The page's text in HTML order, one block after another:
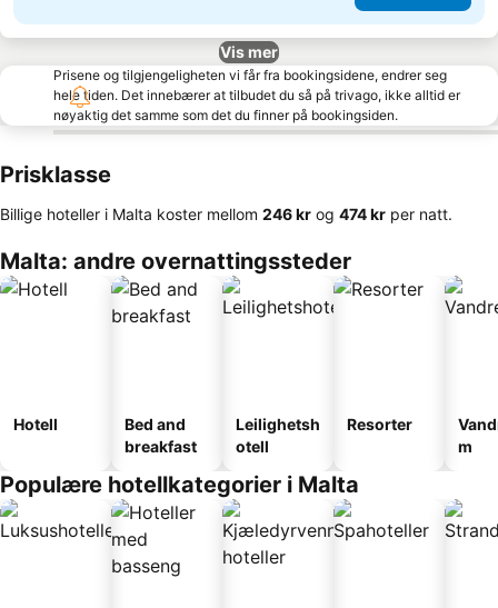
Vis mer
Prisene og tilgjengeligheten vi får fra bookingsidene, endrer seg
hele tiden. Det innebærer at tilbudet du så på trivago, ikke alltid er
nøyaktig det samme som det du finner på bookingsiden.
Prisklasse
Billige hoteller i Malta koster mellom ‎246 kr og ‎474 kr per natt.
Malta: andre overnattingssteder
Hotell
Bed and
breakfast
Leilighetsh
otell
Resorter
m
Populære hotellkategorier i Malta